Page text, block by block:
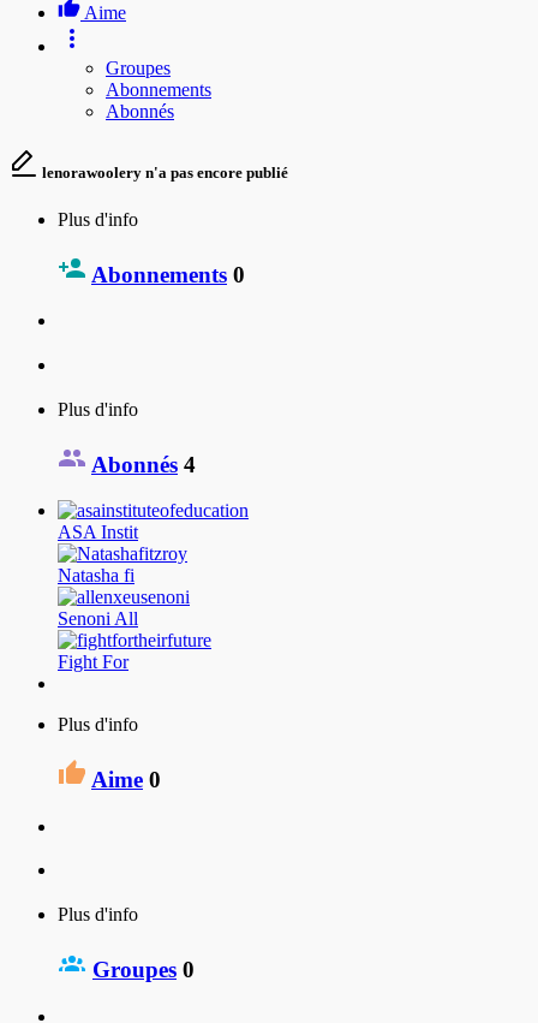
Aime
Groupes
Abonnements
Abonnés
lenorawoolery n'a pas encore publié
Plus d'info
Abonnements 0
Plus d'info
Abonnés 4
ASA Instit
Natasha fi
Senoni All
Fight For
Plus d'info
Aime 0
Plus d'info
Groupes 0